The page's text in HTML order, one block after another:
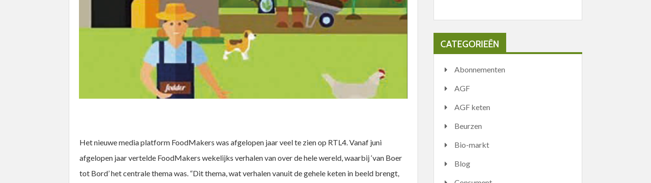
Het nieuwe media platform FoodMakers was afgelopen jaar veel te zien op RTL4. Vanaf juni
afgelopen jaar vertelde FoodMakers wekelijks verhalen van over de hele wereld, waarbij ‘van Boer
tot Bord’ het centrale thema was. “Dit thema, wat verhalen vanuit de gehele keten in beeld brengt,
CATEGORIEËN
Abonnementen
AGF
AGF keten
Beurzen
Bio-markt
Blog